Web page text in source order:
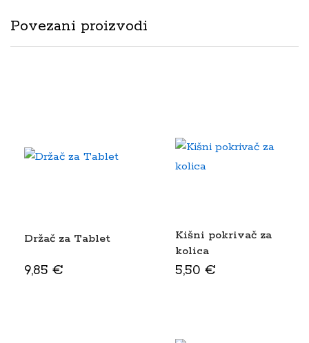
Povezani proizvodi
Držač za Tablet
9,85 €
Kišni pokrivač za
kolica
5,50 €